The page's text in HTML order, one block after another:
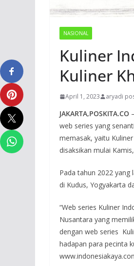
NASIONAL
Kuliner
Kuliner
April 1, 2023 aryadi
JAKARTA,POSKITA.CO
web series yang
memasak, yaitu
disaksikan mulai
Pada tahun 2022 yang
di Kudus, Yogyakarta
“Web series Kuliner
Nusantara yang
dengan web series
hadapan para pecinta